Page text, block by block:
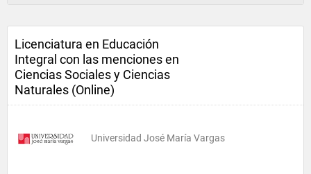
Licenciatura en Educación
Integral con las menciones en
Ciencias Sociales y Ciencias
Naturales (Online)
Universidad José María Vargas